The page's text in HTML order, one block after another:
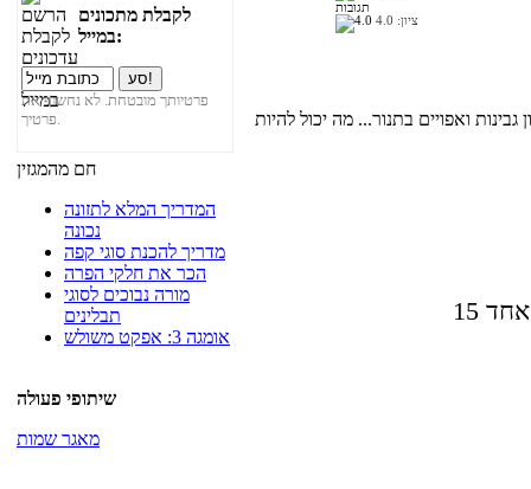
לקבלת מתכונים
במייל:
פרטיותך מובטחת. לא נחשוף את
פרטיך.
חם מהמגזין
המדריך המלא לתזונה
נכונה
מדריך להכנת סוגי קפה
הכר את חלקי הפרה
מורה נבוכים לסוגי
תבלינים
אומגה 3: אפקט משולש
שיתופי פעולה
מאגר שמות
תגובות
ציון: 4.0
ואפויים בתנור... מה יכול להיות
אחד